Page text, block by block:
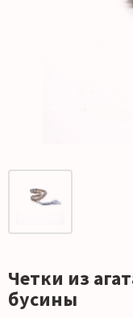
Четки из
бусины